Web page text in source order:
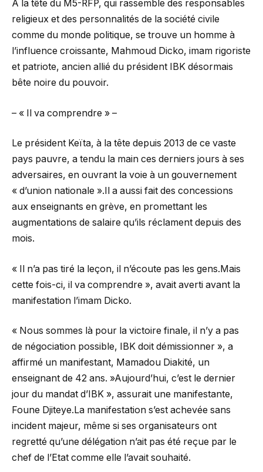
A la tête du M5-RFP, qui rassemble des responsables
religieux et des personnalités de la société civile
comme du monde politique, se trouve un homme à
l’influence croissante, Mahmoud Dicko, imam rigoriste
et patriote, ancien allié du président IBK désormais
bête noire du pouvoir.
– « Il va comprendre » –
Le président Keïta, à la tête depuis 2013 de ce vaste
pays pauvre, a tendu la main ces derniers jours à ses
adversaires, en ouvrant la voie à un gouvernement
« d’union nationale ».Il a aussi fait des concessions
aux enseignants en grève, en promettant les
augmentations de salaire qu’ils réclament depuis des
mois.
« Il n’a pas tiré la leçon, il n’écoute pas les gens.Mais
cette fois-ci, il va comprendre », avait averti avant la
manifestation l’imam Dicko.
« Nous sommes là pour la victoire finale, il n’y a pas
de négociation possible, IBK doit démissionner », a
affirmé un manifestant, Mamadou Diakité, un
enseignant de 42 ans. »Aujourd’hui, c’est le dernier
jour du mandat d’IBK », assurait une manifestante,
Foune Djiteye.La manifestation s’est achevée sans
incident majeur, même si ses organisateurs ont
regretté qu’une délégation n’ait pas été reçue par le
chef de l’Etat comme elle l’avait souhaité.